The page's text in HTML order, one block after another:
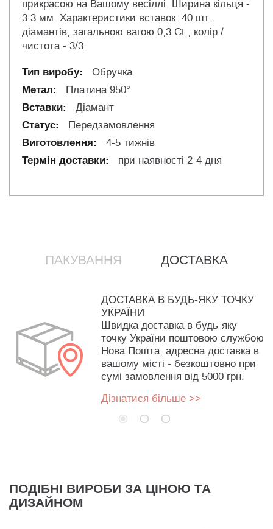
прикрасою на Вашому весіллі. Ширина кільця -
3.3 мм. Характеристики вставок: 40 шт.
діамантів, загальною вагою 0,3 Ct., колір /
чистота - 3/3.
Обручка
Платина 950°
Діамант
Передзамовлення
4-5 тижнів
при наявності 2-4 дня
ПАКУВАННЯ ДОСТАВКА
ДОСТАВКА В БУДЬ-ЯКУ ТОЧКУ
УКРАЇНИ
Швидка доставка в будь-яку
точку України поштовою службою
Нова Пошта, адресна доставка в
вашому місті - безкоштовно при
сумі замовлення від 5000 грн.
Дізнатися більше >>
ПОДІБНІ ВИРОБИ ЗА ЦІНОЮ ТА
ДИЗАЙНОМ